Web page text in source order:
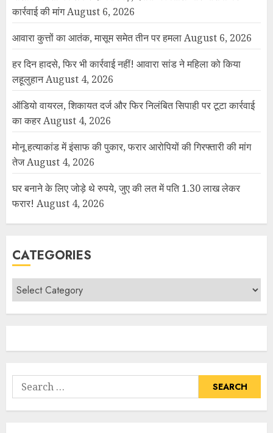
कार्रवाई की मांगAugust 6, 2026
आवारा कुत्तों का आतंक, मासूम समेत तीन पर हमलाAugust 6, 2026
हर दिन हादसे, फिर भी कार्रवाई नहीं! आवारा सांड ने महिला को किया
लहूलुहानAugust 4, 2026
ऑडियो वायरल, शिकायत दर्ज और फिर निलंबित सिपाही पर टूटा कार्रवाई
का कहरAugust 4, 2026
मोनू हत्याकांड में इंसाफ की पुकार, फरार आरोपियों की गिरफ्तारी की मांग
तेजAugust 4, 2026
घर बनाने के लिए जोड़े थे रुपये, जुए की लत में पति 1.30 लाख लेकर
फरार! August 4, 2026
CATEGORIES